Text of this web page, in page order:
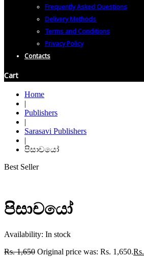
Frequently Asked Questions
Delivery Methods
Terms and Conditions
Privacy Policy
Contacts
Cart
Home
|
Publishers
|
Sarasavi Publishers
|
පිසාචයෝ
Best Seller
පිසාචයෝ
Availability: In stock
Rs.1,650 Original price was: Rs. 1,650.Rs.